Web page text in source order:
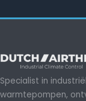
Specialist in
warmtepompen,